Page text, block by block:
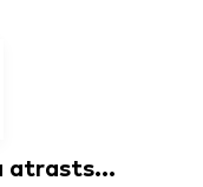
atrasts...